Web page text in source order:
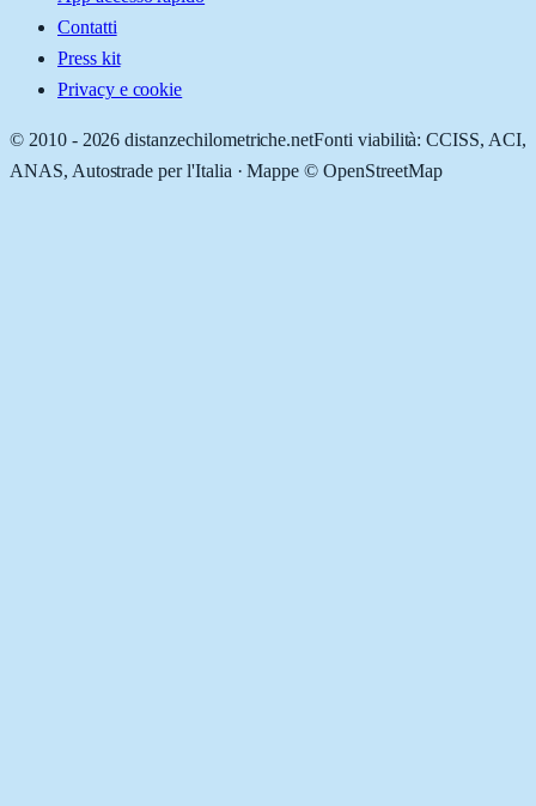
Contatti
Press kit
Privacy e cookie
© 2010 - 2026 distanzechilometriche.netFonti viabilità: CCISS, ACI,
ANAS, Autostrade per l'Italia · Mappe © OpenStreetMap